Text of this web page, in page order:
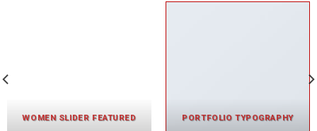
WOMEN SLIDER FEATURED PORTFOLIO TYPOGRAPHY